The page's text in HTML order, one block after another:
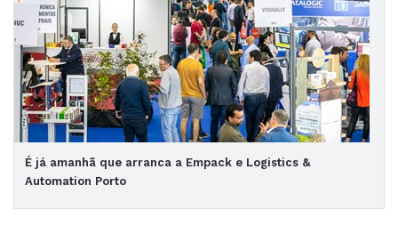
É já amanhã que arranca a Empack e Logistics &
Automation Porto